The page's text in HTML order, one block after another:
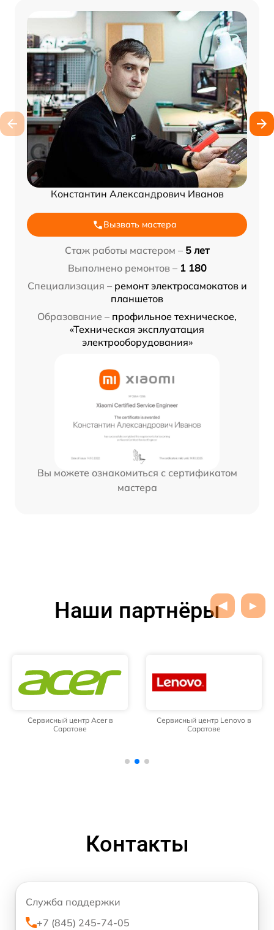
Константин Александрович Иванов
Вызвать мастера
Стаж работы мастером – 5 лет
Выполнено ремонтов – 1 180
Специализация – ремонт электросамокатов и
планшетов
Образование – профильное техническое,
«Техническая эксплуатация
электрооборудования»
Вы можете ознакомиться с сертификатом
мастера
Наши партнёры
Сервисный центр Acer в
Саратове
Сервисный центр Lenovo в
Саратове
Контакты
Служба поддержки
+7 (845) 245-74-05